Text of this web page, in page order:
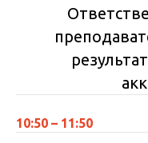
10:50 – 11:50